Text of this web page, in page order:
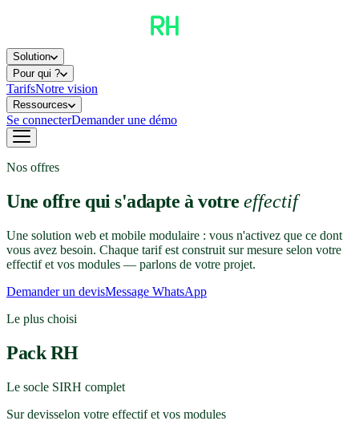
Solution
Pour qui ?
TarifsNotre vision
Ressources
Se connecterDemander une démo
Nos offres
Une offre qui s'adapte à votre effectif
Une solution web et mobile modulaire : vous n'activez que ce dont
vous avez besoin. Chaque tarif est construit sur mesure selon votre
effectif et vos modules — parlons de votre projet.
Demander un devisMessage WhatsApp
Le plus choisi
Pack RH
Le socle SIRH complet
Sur devisselon votre effectif et vos modules